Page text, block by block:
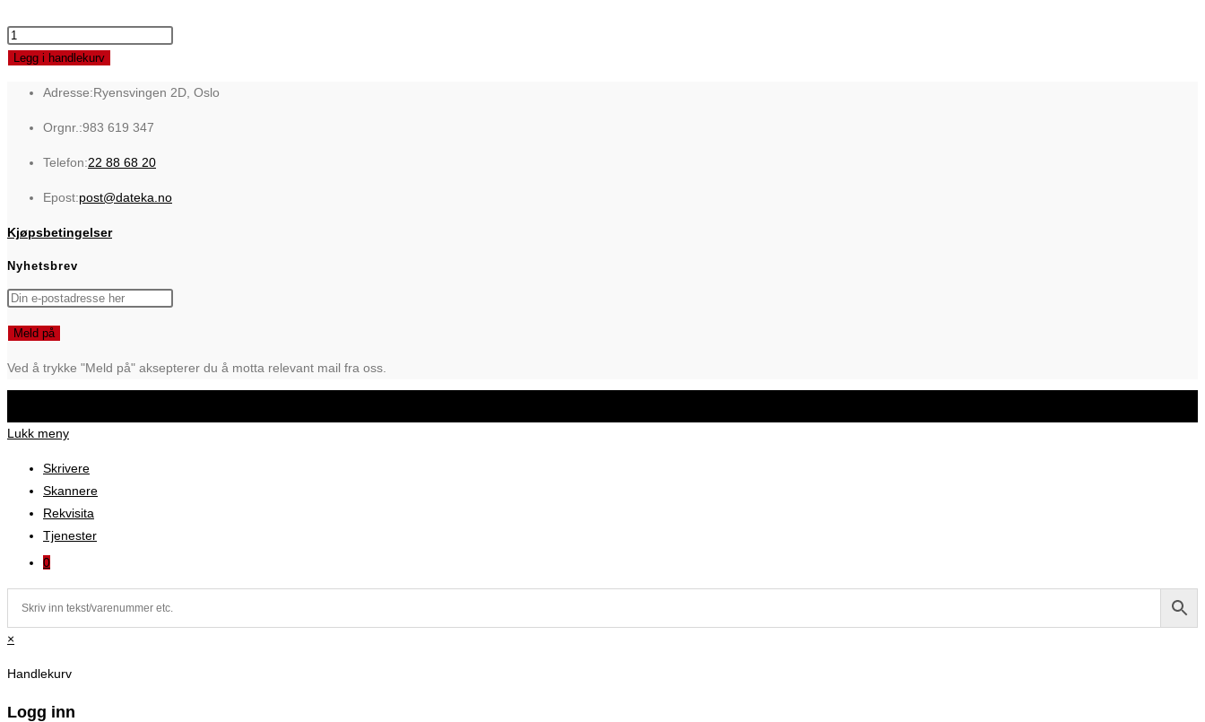
EPSON
UltraChrome
T40C140
antall
Legg i handlekurv
Adresse:Ryensvingen 2D, Oslo
Orgnr.:983 619 347
Telefon:22 88 68 20Opens
your
Epost:post@dateka.noOpens
Kjøpsbetingelser
Nyhetsbrev
Ved å trykke "Meld på" aksepterer du å motta relevant mail fra oss.
Lukk meny
Skrivere
Skannere
Rekvisita
Tjenester
0
×
Handlekurv
Logg inn